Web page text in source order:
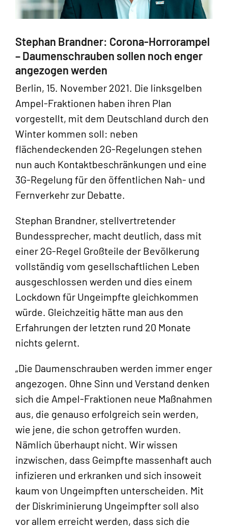
Stephan Brandner: Corona-Horrorampel
– Daumenschrauben sollen noch enger
angezogen werden
Berlin, 15. November 2021. Die linksgelben
Ampel-Fraktionen haben ihren Plan
vorgestellt, mit dem Deutschland durch den
Winter kommen soll: neben
flächendeckenden 2G-Regelungen stehen
nun auch Kontaktbeschränkungen und eine
3G-Regelung für den öffentlichen Nah- und
Fernverkehr zur Debatte.
Stephan Brandner, stellvertretender
Bundessprecher, macht deutlich, dass mit
einer 2G-Regel Großteile der Bevölkerung
vollständig vom gesellschaftlichen Leben
ausgeschlossen werden und dies einem
Lockdown für Ungeimpfte gleichkommen
würde. Gleichzeitig hätte man aus den
Erfahrungen der letzten rund 20 Monate
nichts gelernt.
„Die Daumenschrauben werden immer enger
angezogen. Ohne Sinn und Verstand denken
sich die Ampel-Fraktionen neue Maßnahmen
aus, die genauso erfolgreich sein werden,
wie jene, die schon getroffen wurden.
Nämlich überhaupt nicht. Wir wissen
inzwischen, dass Geimpfte massenhaft auch
infizieren und erkranken und sich insoweit
kaum von Ungeimpften unterscheiden. Mit
der Diskriminierung Ungeimpfter soll also
vor allem erreicht werden, dass sich die